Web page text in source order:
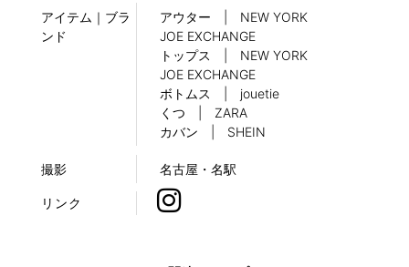
アイテム｜ブラ
ンド
アウター | NEW YORK
JOE EXCHANGE
トップス | NEW YORK
JOE EXCHANGE
ボトムス | jouetie
くつ | ZARA
カバン | SHEIN
撮影 名古屋・名駅
リンク